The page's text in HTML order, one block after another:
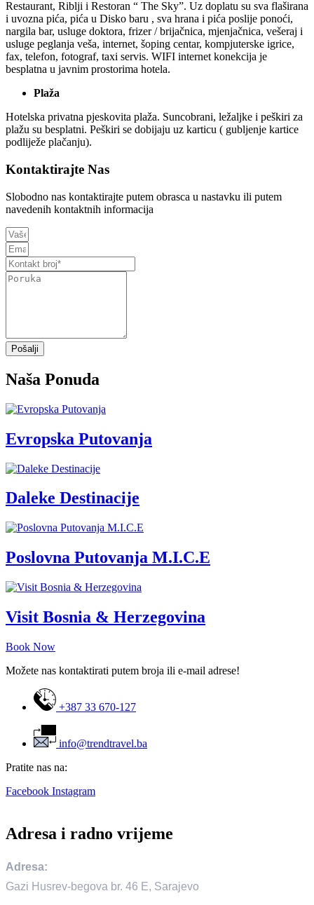
Restaurant, Riblji i Restoran “ The Sky”. Uz doplatu su sva flaširana
i uvozna pića, pića u Disko baru , sva hrana i pića poslije ponoći,
nargila bar, usluge doktora, frizer / brijačnica, mjenjačnica, vešeraj i
usluge peglanja veša, internet, šoping centar, kompjuterske igrice,
fax, telefon, fotograf, taxi servis. WIFI internet konekcija je
besplatna u javnim prostorima hotela.
Plaža
Hotelska privatna pjeskovita plaža. Suncobrani, ležaljke i peškiri za
plažu su besplatni. Peškiri se dobijaju uz karticu ( gubljenje kartice
podliježe plačanju).
Kontaktirajte Nas
Slobodno nas kontaktirajte putem obrasca u nastavku ili putem
navedenih kontaktnih informacija
Pošalji
Naša Ponuda
Evropska Putovanja
Daleke Destinacije
Poslovna Putovanja M.I.C.E
Visit Bosnia & Herzegovina
Book Now
Možete nas kontaktirati putem broja ili e-mail adrese!
+387 33 670-127
info@trendtravel.ba
Pratite nas na:
Facebook Instagram
Adresa i radno vrijeme
Adresa:
Gazi Husrev-begova br. 46 E, Sarajevo